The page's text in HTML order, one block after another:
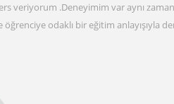
veriyorum .Deneyimim var aynı
öğrenciye odaklı bir eğitim anlayışıyla